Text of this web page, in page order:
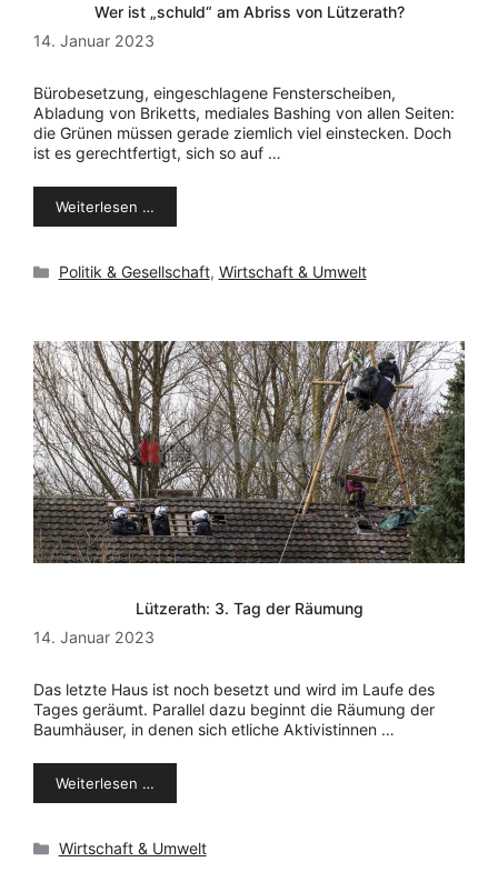
Wer ist „schuld“ am Abriss von Lützerath?
14. Januar 2023
Bürobesetzung, eingeschlagene Fensterscheiben,
Abladung von Briketts, mediales Bashing von allen Seiten:
die Grünen müssen gerade ziemlich viel einstecken. Doch
ist es gerechtfertigt, sich so auf …
Weiterlesen …
Kategorien
Politik & Gesellschaft, Wirtschaft & Umwelt
Lützerath: 3. Tag der Räumung
14. Januar 2023
Das letzte Haus ist noch besetzt und wird im Laufe des
Tages geräumt. Parallel dazu beginnt die Räumung der
Baumhäuser, in denen sich etliche Aktivistinnen …
Weiterlesen …
Kategorien
Wirtschaft & Umwelt